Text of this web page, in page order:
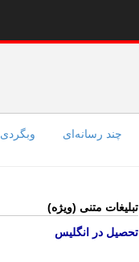
چند رسانه‌ای وبگردی
تبلیغات متنی (ویژه)
تحصیل در انگلیس